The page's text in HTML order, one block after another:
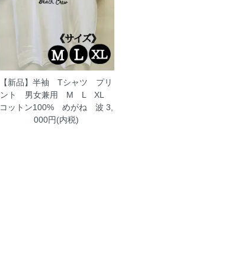
【新品】半袖 Tシャツ プリ
ント 男女兼用 M L XL
コットン100% めがね 波 3,
000円(内税)